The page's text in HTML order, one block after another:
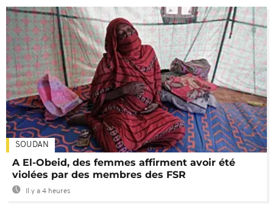
SOUDAN
A El-Obeid, des femmes affirment avoir été
violées par des membres des FSR
Il y a 4 heures